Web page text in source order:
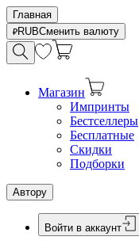
Главная
RUBСменить валюту
Магазин
Импринты
Бестселлеры
Бесплатные
Скидки
Подборки
Автору
Войти в аккаунт